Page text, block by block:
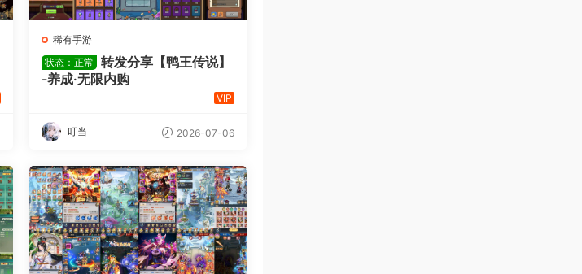
稀有手游
状态：正常
转发分享【鸭王传说】
-养成·无限内购
VIP
叮当 2026-07-06